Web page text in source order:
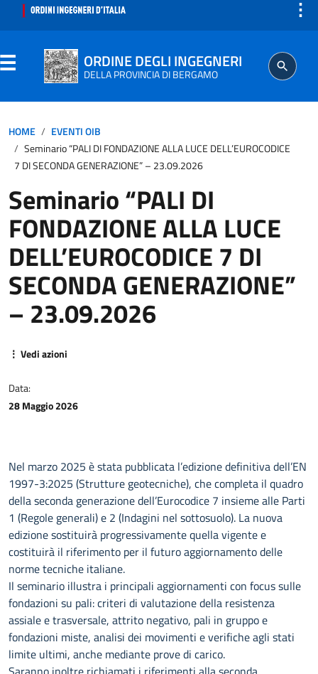
⋮
ORDINE DEGLI INGEGNERI
DELLA PROVINCIA DI BERGAMO
ISCRITTO
PROFESSIONE
AGGIORNAMENTO PROFESSIONALE
HOME
EVENTI OIB
Seminario “PALI DI FONDAZIONE ALLA LUCE DELL’EUROCODICE
7 DI SECONDA GENERAZIONE” – 23.09.2026
Seminario “PALI DI
FONDAZIONE ALLA LUCE
DELL’EUROCODICE 7 DI
SECONDA GENERAZIONE”
– 23.09.2026
⋮ Vedi azioni
Data:
28 Maggio 2026
Nel marzo 2025 è stata pubblicata l’edizione definitiva dell’EN
1997-3:2025 (Strutture geotecniche), che completa il quadro
della seconda generazione dell’Eurocodice 7 insieme alle Parti
1 (Regole generali) e 2 (Indagini nel sottosuolo). La nuova
edizione sostituirà progressivamente quella vigente e
costituirà il riferimento per il futuro aggiornamento delle
norme tecniche italiane.
Il seminario illustra i principali aggiornamenti con focus sulle
fondazioni su pali: criteri di valutazione della resistenza
assiale e trasversale, attrito negativo, pali in gruppo e
fondazioni miste, analisi dei movimenti e verifiche agli stati
limite ultimi, anche mediante prove di carico.